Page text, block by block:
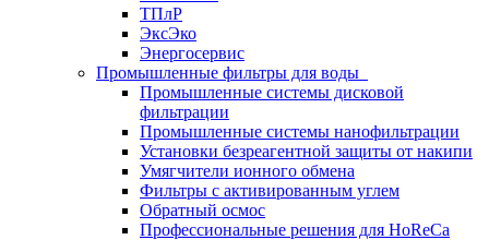
ТПлР
ЭксЭко
Энергосервис
Промышленные фильтры для воды
Промышленные системы дисковой
фильтрации
Промышленные системы нанофильтрации
Установки безреагентной защиты от накипи
Умягчители ионного обмена
Фильтры с активированным углем
Обратный осмос
Профессиональные решения для HoReCa